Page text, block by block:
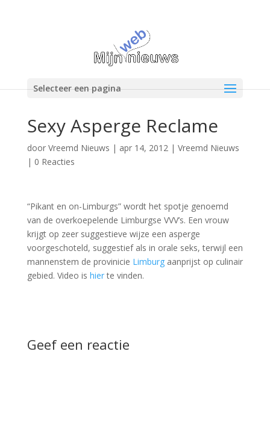
Selecteer een pagina
Sexy Asperge Reclame
door Vreemd Nieuws | apr 14, 2012| Vreemd Nieuws
| 0 Reacties
“Pikant en on-Limburgs” wordt het spotje genoemd
van de overkoepelende Limburgse VVV’s. Een vrouw
krijgt op zeer suggestieve wijze een asperge
voorgeschoteld, suggestief als in orale seks, terwijl een
mannenstem de provinicie Limburgaanprijst op culinair
gebied. Video is hierte vinden.
Geef een reactie